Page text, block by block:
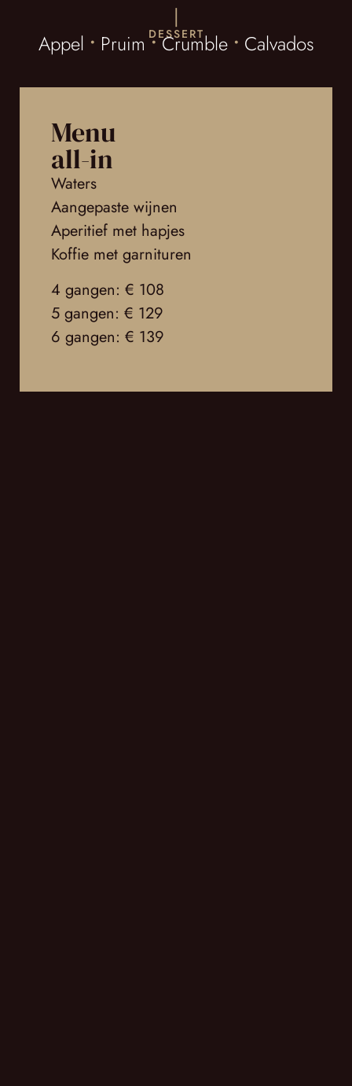
|
DESSERT
Appel • Pruim•Crumble • Calvados
Menu
all-in
Waters
Aangepaste wijnen
Aperitief met hapjes
Koffie met garnituren
4 gangen: € 108
5 gangen: € 129
6 gangen: € 139